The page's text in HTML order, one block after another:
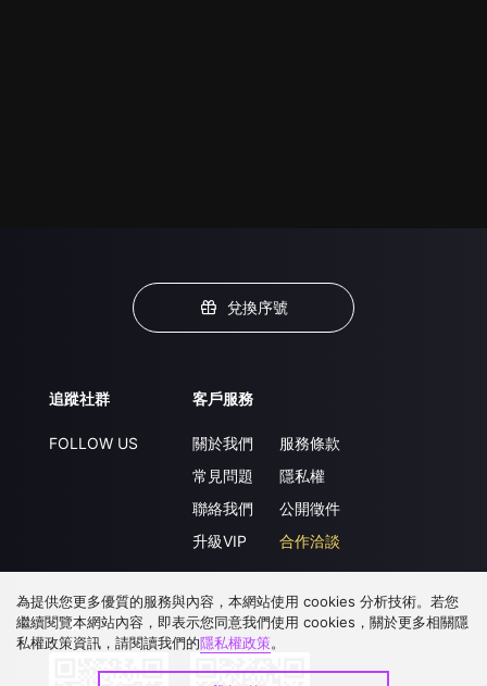
兌換序號
追蹤社群
FOLLOW US
客戶服務
關於我們
常見問題
聯絡我們
升級VIP
服務條款
隱私權
公開徵件
合作洽談
下載 APP
為提供您更多優質的服務與內容，本網站使用 cookies 分析技術。若您
繼續閱覽本網站內容，即表示您同意我們使用 cookies，關於更多相關隱
私權政策資訊，請閱讀我們的隱私權政策。